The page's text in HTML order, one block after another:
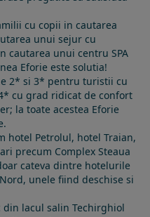
cu copii in cautarea
unui sejur cu
cautarea unui centru SPA
Eforie este solutia!
2* si 3* pentru turistii cu
cu grad ridicat de confort
la toate acestea Eforie
hotel Petrolul, hotel Traian,
precum Complex Steaua
cateva dintre hotelurile
unele fiind deschise si
lacul salin Techirghiol